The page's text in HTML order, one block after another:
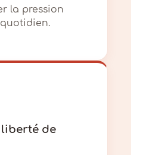
la pression
liberté de